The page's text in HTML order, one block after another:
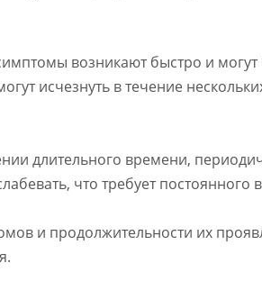
возникают быстро и
исчезнуть в течение
длительного времени,
что требует
и продолжительности их